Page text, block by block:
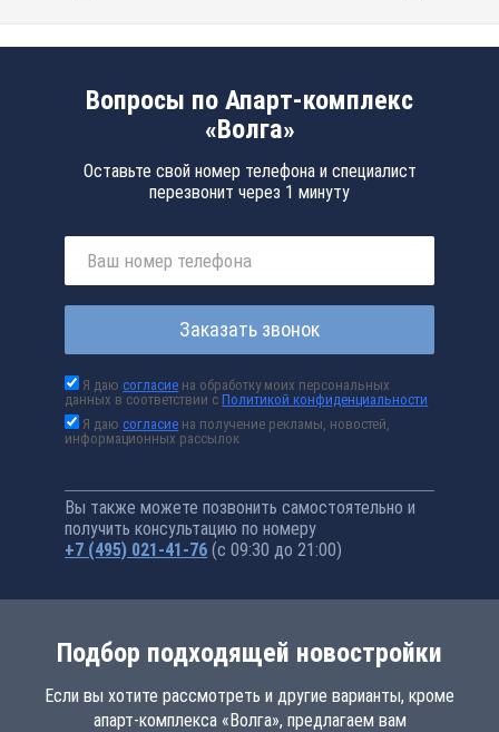
Вопросы по Апарт-комплекс
«Волга»
Оставьте свой номер телефона и специалист
перезвонит через 1 минуту
Заказать звонок
Я даюсогласие на обработку моих персональных
данных в соответствии сПолитикой конфиденциальности
Я даюсогласие на получение рекламы, новостей,
информационных рассылок
Вы также можете позвонить самостоятельно и
получить консультацию по номеру
+7 (495) 021-41-76 (с 09:30 до 21:00)
Подбор подходящей новостройки
Если вы хотите рассмотреть и другие варианты, кроме
апарт-комплекса «Волга», предлагаем вам